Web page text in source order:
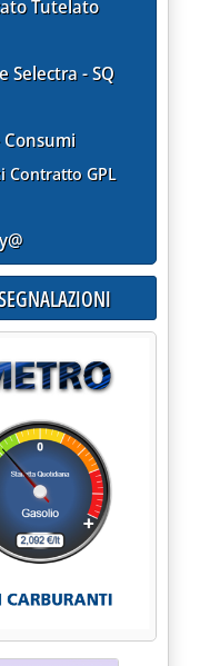
Tutelato
Selectra - SQ
Consumi
Contratto GPL